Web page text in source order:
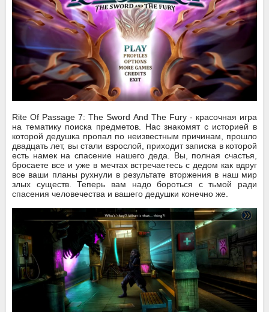
Rite Of Passage 7: The Sword And The Fury - красочная игра
на тематику поиска предметов. Нас знакомят с историей в
которой дедушка пропал по неизвестным причинам, прошло
двадцать лет, вы стали взрослой, приходит записка в которой
есть намек на спасение нашего деда. Вы, полная счастья,
бросаете все и уже в мечтах встречаетесь с дедом как вдруг
все ваши планы рухнули в результате вторжения в наш мир
злых существ. Теперь вам надо бороться с тьмой ради
спасения человечества и вашего дедушки конечно же.